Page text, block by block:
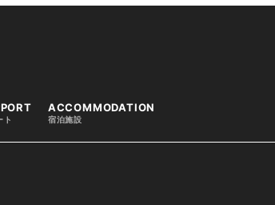
ト
ACCOMMODATION
宿泊施設